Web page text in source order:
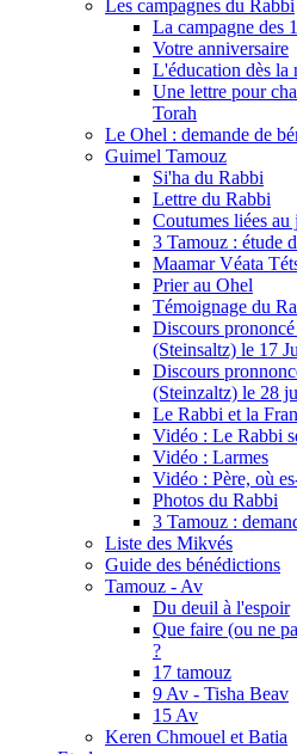
Les campagnes du Rabbi
La campagne des
Votre anniversaire
L'éducation dès la
Une lettre pour
Torah
Le Ohel : demande de
Guimel Tamouz
Si'ha du Rabbi
Lettre du Rabbi
Coutumes liées
3 Tamouz : étude
Maamar Véata
Prier au Ohel
Témoignage du
Discours
(Steinsaltz) le 17
Discours
(Steinzaltz) le 28
Le Rabbi et la
Vidéo : Le Rabbi
Vidéo : Larmes
Vidéo : Père, où
Photos du Rabbi
3 Tamouz :
Liste des Mikvés
Guide des bénédictions
Tamouz - Av
Du deuil à l'espoir
Que faire (ou ne
?
17 tamouz
9 Av - Tisha Beav
15 Av
Keren Chmouel et Batia